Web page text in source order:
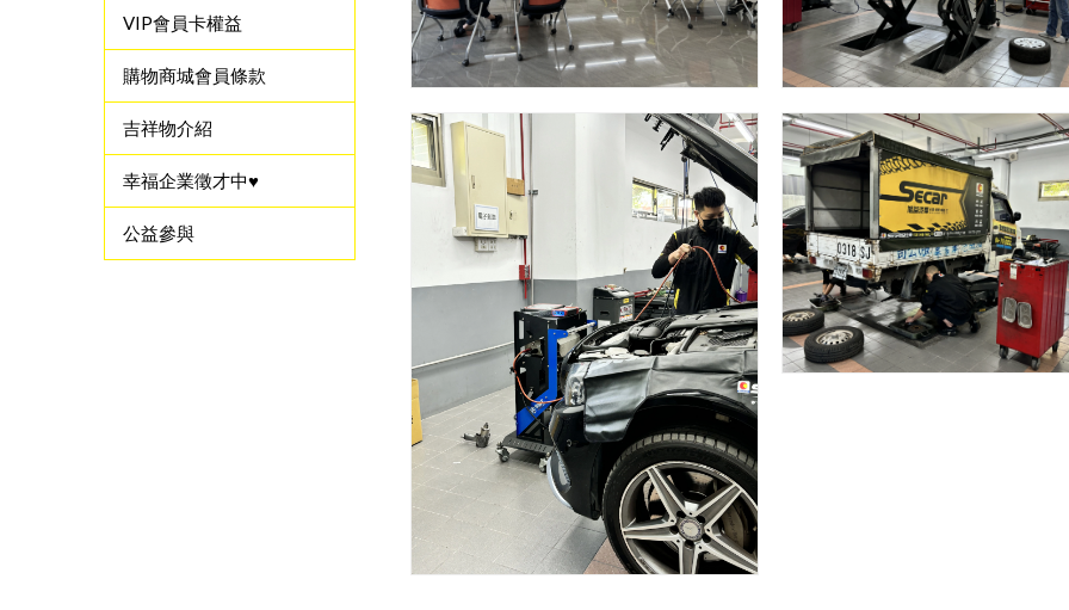
VIP會員卡權益
購物商城會員條款
吉祥物介紹
幸福企業徵才中♥
公益參與